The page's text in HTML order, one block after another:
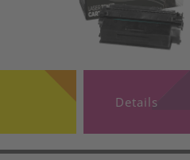
Details